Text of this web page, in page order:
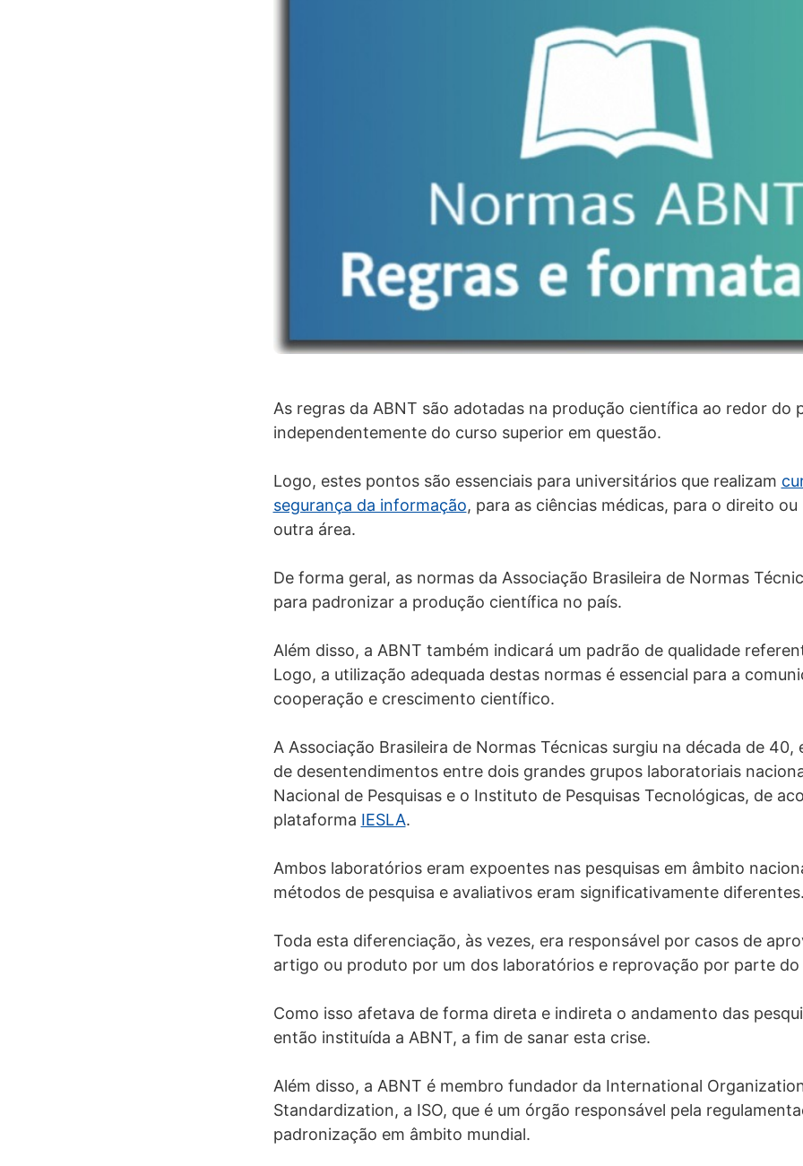
As regras da ABNT são adotadas na produção científica ao redor do
independentemente do curso superior em questão.
Logo, estes pontos são essenciais para universitários que realizam
segurança da informação, para as ciências médicas, para o direito ou
outra área.
De forma geral, as normas da Associação Brasileira de Normas
para padronizar a produção científica no país.
Além disso, a ABNT também indicará um padrão de qualidade
Logo, a utilização adequada destas normas é essencial para a
cooperação e crescimento científico.
A Associação Brasileira de Normas Técnicas surgiu na década de 40,
de desentendimentos entre dois grandes grupos laboratoriais
Nacional de Pesquisas e o Instituto de Pesquisas Tecnológicas, de
plataforma IESLA.
Ambos laboratórios eram expoentes nas pesquisas em âmbito
métodos de pesquisa e avaliativos eram significativamente
Toda esta diferenciação, às vezes, era responsável por casos de
artigo ou produto por um dos laboratórios e reprovação por parte
Como isso afetava de forma direta e indireta o andamento das
então instituída a ABNT, a fim de sanar esta crise.
Além disso, a ABNT é membro fundador da International
Standardization, a ISO, que é um órgão responsável pela
padronização em âmbito mundial.